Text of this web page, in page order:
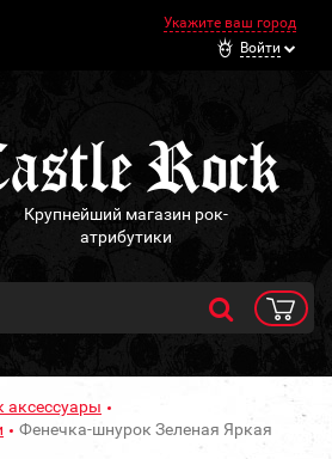
Укажите ваш город
Войти
Крупнейший магазин рок-
атрибутики
аксессуары
Фенечка-шнурок Зеленая Яркая